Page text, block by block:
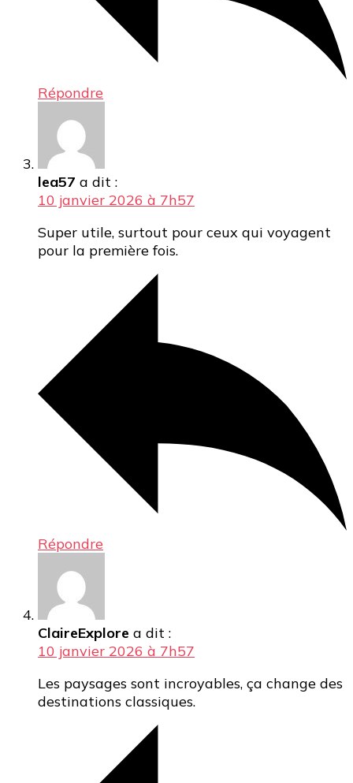
Répondre
lea57 a dit :
10 janvier 2026 à 7h57
Super utile, surtout pour ceux qui voyagent
pour la première fois.
Répondre
ClaireExplore a dit :
10 janvier 2026 à 7h57
Les paysages sont incroyables, ça change des
destinations classiques.